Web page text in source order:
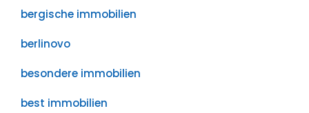
bergische immobilien
berlinovo
besondere immobilien
best immobilien